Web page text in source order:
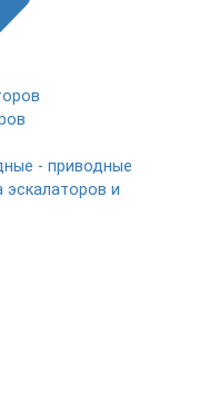
- приводные
эскалаторов и